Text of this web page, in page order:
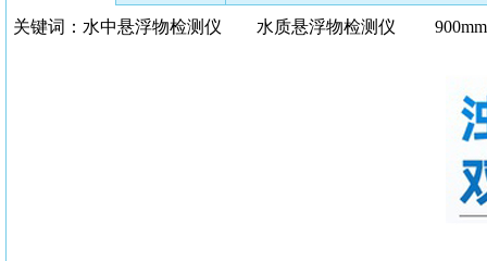
关键词：水中悬浮物检测仪 水质悬浮物检测仪